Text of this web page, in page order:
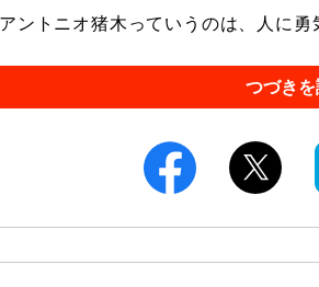
ントニオ猪木っていうのは、人に勇
つづき